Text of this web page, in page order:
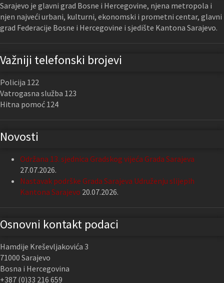
Sarajevo je glavni grad Bosne i Hercegovine, njena metropola i
njen najveći urbani, kulturni, ekonomski i prometni centar, glavni
grad Federacije Bosne i Hercegovine i sjedište Kantona Sarajevo.
Važniji telefonski brojevi
Policija 122
Vatrogasna služba 123
Hitna pomoć 124
Novosti
Održana 13. sjednica Gradskog vijeća Grada Sarajeva
27.07.2026.
Nastavak podrške Grada Sarajeva Udruženju slijepih
Kantona Sarajevo 20.07.2026.
Osnovni kontakt podaci
Hamdije Kreševljakovića 3
71000 Sarajevo
Bosna i Hercegovina
+387 (0)33 216 659